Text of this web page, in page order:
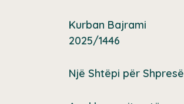
Kurban Bajrami
2025/1446
Një Shtëpi për Shpresë